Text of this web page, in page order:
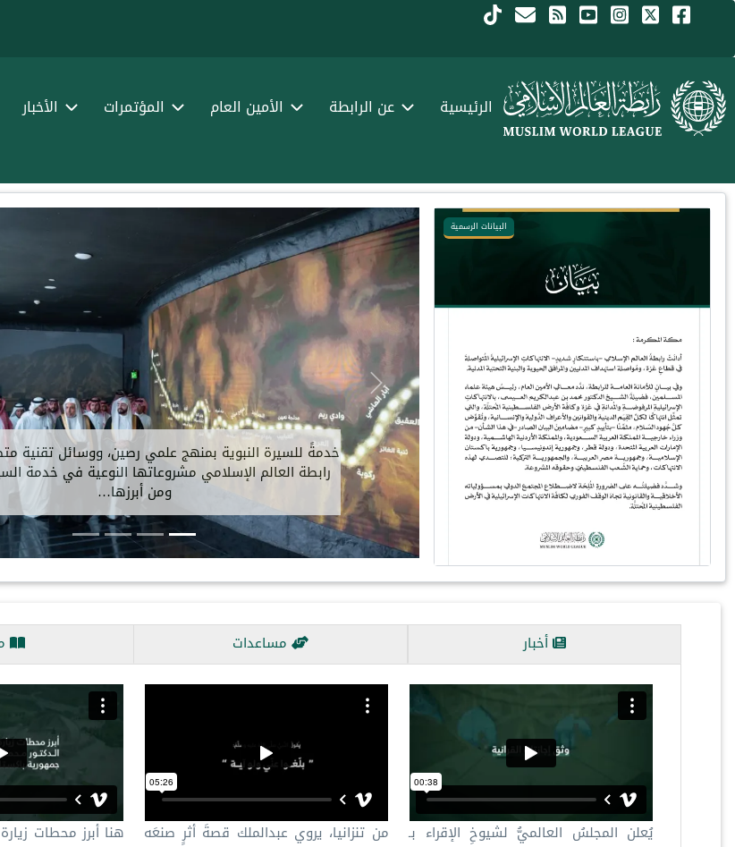
تجاوز إلى المحتوى الرئيسي
Menu Arabic الرئيسية عن الرابطة الأمين العام المؤتمرات الأخبار
البيانات الرسمية
Previous Next
استقبلَ معالي الأمين العام، رئيسُ هيئة علماء المسلمين،
د.⁧‫محمد العيسى‬⁩ ‬⁩، في مكتبِه بالرياض، ظُهرَ اليوم،
Next
أخبار مساعدات
يُعلن المجلسُ العالميُّ لشيوخِ الإقراء بـ
من تنزانيا، يروي عبدالملك قصةَ أثرٍ صنعَه
هنا أبرز محطات